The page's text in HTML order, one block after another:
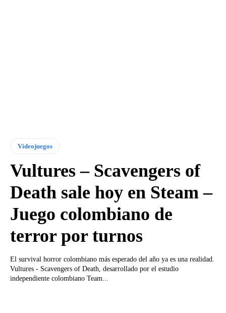
Videojuegos
Vultures – Scavengers of
Death sale hoy en Steam –
Juego colombiano de
terror por turnos
El survival horror colombiano más esperado del año ya es una realidad.
Vultures - Scavengers of Death, desarrollado por el estudio
independiente colombiano Team...